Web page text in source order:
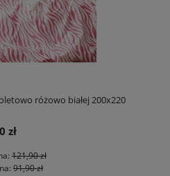
różowo białej 200x220
zł
121,90 zł
91,90 zł